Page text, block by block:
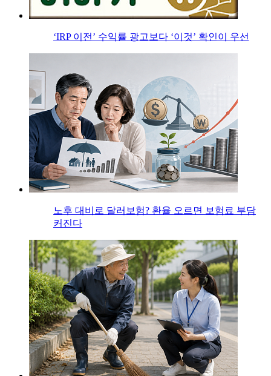
‘IRP 이전’ 수익률 광고보다 ‘이것’ 확인이 우선
노후 대비로 달러보험? 환율 오르면 보험료 부담
커진다